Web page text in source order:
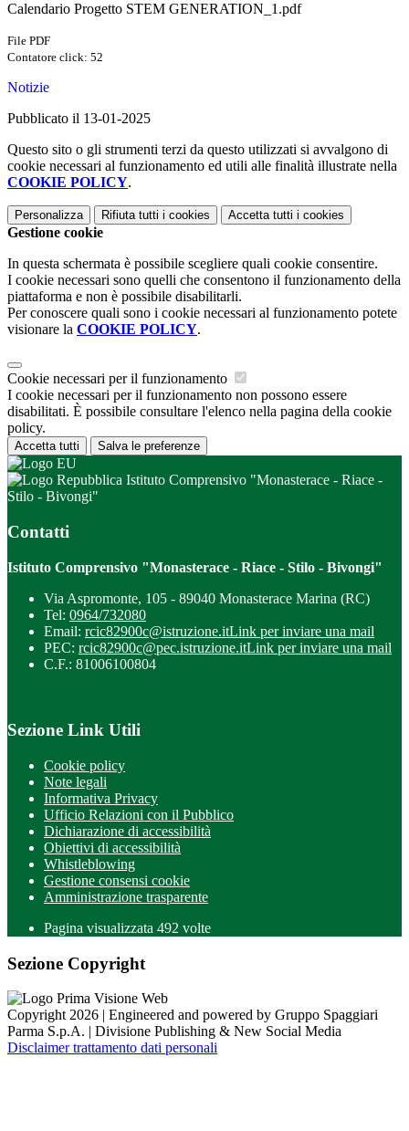
Calendario Progetto STEM GENERATION_1.pdf
File PDF
Contatore click: 52
Notizie
Pubblicato il 13-01-2025
Questo sito o gli strumenti terzi da questo utilizzati si avvalgono di
cookie necessari al funzionamento ed utili alle finalità illustrate nella
COOKIE POLICY.
Personalizza Rifiuta tutti i cookies Accetta tutti i cookies
Gestione cookie
In questa schermata è possibile scegliere quali cookie consentire.
I cookie necessari sono quelli che consentono il funzionamento della
piattaforma e non è possibile disabilitarli.
Per conoscere quali sono i cookie necessari al funzionamento potete
visionare la COOKIE POLICY.
Cookie necessari per il funzionamento
I cookie necessari per il funzionamento non possono essere
disabilitati. È possibile consultare l'elenco nella pagina della cookie
policy.
Accetta tutti Salva le preferenze
Istituto Comprensivo "Monasterace - Riace -
Stilo - Bivongi"
Contatti
Istituto Comprensivo "Monasterace - Riace - Stilo - Bivongi"
Via Aspromonte, 105 - 89040 Monasterace Marina (RC)
Tel: 0964/732080
Email: rcic82900c@istruzione.itLink per inviare una mail
PEC: rcic82900c@pec.istruzione.itLink per inviare una mail
C.F.: 81006100804
Sezione Link Utili
Cookie policy
Note legali
Informativa Privacy
Ufficio Relazioni con il Pubblico
Dichiarazione di accessibilità
Obiettivi di accessibilità
Whistleblowing
Gestione consensi cookie
Amministrazione trasparente
Pagina visualizzata 492 volte
Sezione Copyright
Copyright 2026 | Engineered and powered by Gruppo Spaggiari
Parma S.p.A. | Divisione Publishing & New Social Media
Disclaimer trattamento dati personali